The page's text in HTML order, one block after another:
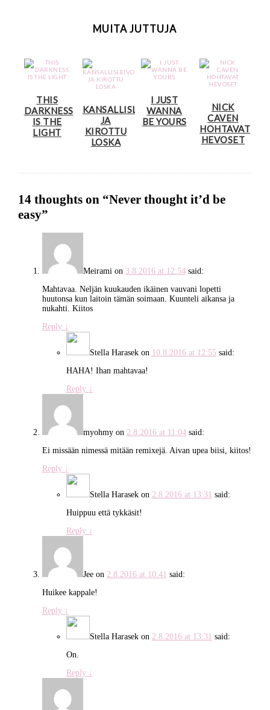
MUITA JUTTUJA
THIS
DARKNESS
IS THE
LIGHT
KANSALLISLEIVOKSIA
JA
KIROTTU
LOSKA
I JUST
WANNA
BE YOURS
NICK
CAVEN
HOHTAVAT
HEVOSET
14 thoughts on “Never thought it’d be
easy”
Meiramion 3.8.2016 at 12:54 said:
Mahtavaa. Neljän kuukauden ikäinen vauvani lopetti
huutonsa kun laitoin tämän soimaan. Kuunteli aikansa ja
nukahti. Kiitos
Reply ↓
Stella Harasekon 10.8.2016 at 12:55 said:
HAHA! Ihan mahtavaa!
Reply ↓
myohmyon 2.8.2016 at 11:04 said:
Ei missään nimessä mitään remixejä. Aivan upea biisi, kiitos!
Reply ↓
Stella Harasekon 2.8.2016 at 13:31 said:
Huippuu että tykkäsit!
Reply ↓
Jeeon 2.8.2016 at 10:41 said:
Huikee kappale!
Reply ↓
Stella Harasekon 2.8.2016 at 13:31 said:
On.
Reply ↓